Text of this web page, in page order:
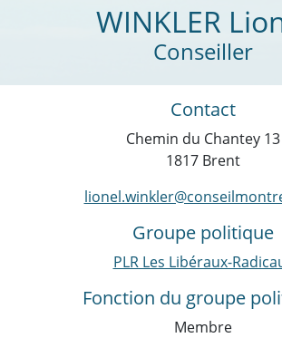
WINKLER
Conseiller
Contact
Chemin du Chantey 13
1817 Brent
Groupe politique
PLR Les Libéraux-
Fonction du groupe
Membre